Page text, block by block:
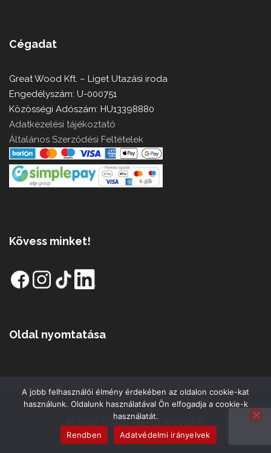
Cégadat
Great Wood Kft. – Liget Utazási iroda
Engedélyszám: U-000751
Közösségi Adószám: HU13398880
Adatkezelési tájékoztató
Általános Szerződési Feltételek
Kövess minket!
Oldal nyomtatása
© 2006 - 2026 - Great Wood Kft.
A jobb felhasználói élmény érdekében az oldalon cookie-kat
használunk. Oldalunk használatával Ön elfogadja a cookie-k
használatát.
Rendben
Adatvédelmi irányelvek